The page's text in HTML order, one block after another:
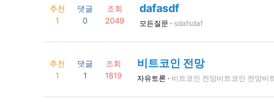
추천
1
댓글
0
조회
2049
dafasdf
모든질문 · sdafsdaf
추천
1
댓글
1
조회
1819
비트코인 전망
자유토론 · 비트코인 전망비트코인 전망비트코인 전망비트코인 전망비트코인